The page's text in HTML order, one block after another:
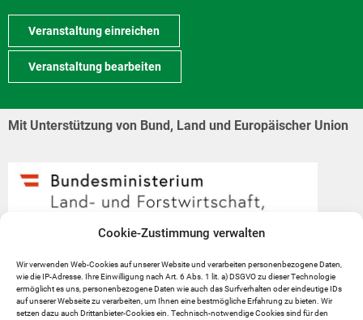
Cookie-Zustimmung verwalten
Wir verwenden Web-Cookies auf unserer Website und verarbeiten personenbezogene Daten,
wie die IP-Adresse. Ihre Einwilligung nach Art. 6 Abs. 1 lit. a) DSGVO zu dieser Technologie
ermöglicht es uns, personenbezogene Daten wie auch das Surfverhalten oder eindeutige IDs
auf unserer Webseite zu verarbeiten, um Ihnen eine bestmögliche Erfahrung zu bieten. Wir
setzen dazu auch Drittanbieter-Cookies ein. Technisch-notwendige Cookies sind für den
Veranstaltung einreichen
Veranstaltung bearbeiten
Mit Unterstützung von Bund, Land und Europäischer Union